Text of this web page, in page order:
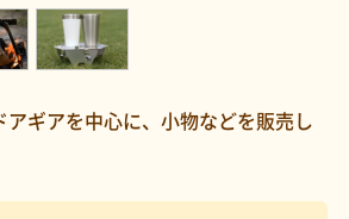
ギアを中心に、小物などを販売し